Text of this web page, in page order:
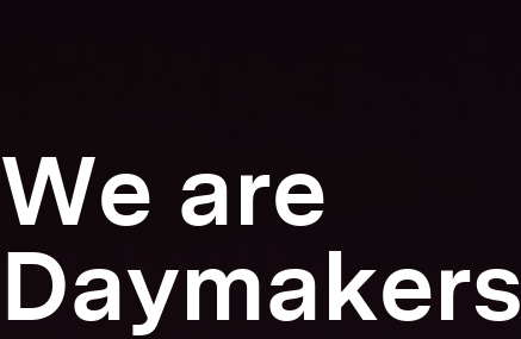
We are
Daymakers